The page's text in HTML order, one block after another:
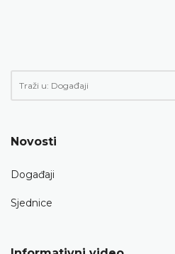
Novosti
Događaji
Sjednice